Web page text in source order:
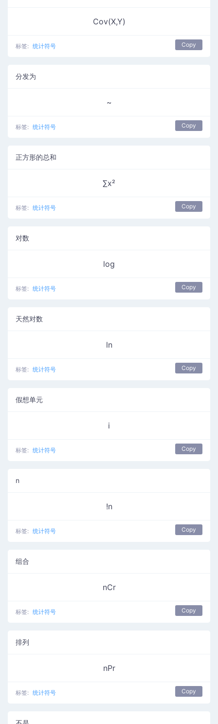
Cov(X,Y)
标签: 统计符号 Copy
分发为
~
标签: 统计符号 Copy
正方形的总和
∑x²
标签: 统计符号 Copy
对数
log
标签: 统计符号 Copy
天然对数
ln
标签: 统计符号 Copy
假想单元
i
标签: 统计符号 Copy
n
!n
标签: 统计符号 Copy
组合
nCr
标签: 统计符号 Copy
排列
nPr
标签: 统计符号 Copy